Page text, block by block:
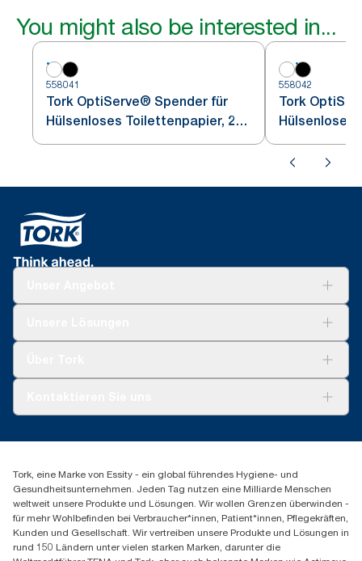
You might also be interested in...
558041
Tork OptiServe® Spender für
Hülsenloses Toilettenpapier, 2
Rollen
558042
Tork
Hülsenloses
Rollen
Spenderreklamation
+43 (0) 8 10-22 00 84
Essity Austria Vertriebs GmbH
Am Europlatz 2
1120 Wien
Mo-Do 8:00-16:30 | Fr 8:00-15:00
GLN: 9011111000026
Tork, eine Marke von Essity - ein global führendes Hygiene- und
Gesundheitsunternehmen. Jeden Tag nutzen eine Milliarde Menschen
weltweit unsere Produkte und Lösungen. Wir wollen Grenzen überwinden -
für mehr Wohlbefinden bei Verbraucher*innen, Patient*innen, Pflegekräften,
Kunden und Gesellschaft. Wir vertreiben unsere Produkte und Lösungen in
rund 150 Ländern unter vielen starken Marken, darunter die